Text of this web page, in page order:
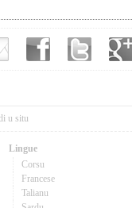
u situ
Lingue
Corsu
Francese
Talianu